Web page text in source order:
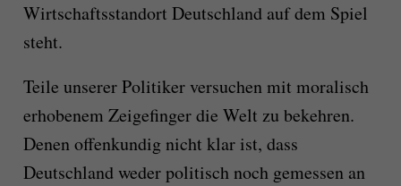
Wirtschaftsstandort Deutschland auf dem Spiel
steht.
Teile unserer Politiker versuchen mit moralisch
erhobenem Zeigefinger die Welt zu bekehren.
Denen offenkundig nicht klar ist, dass
Deutschland weder politisch noch gemessen an